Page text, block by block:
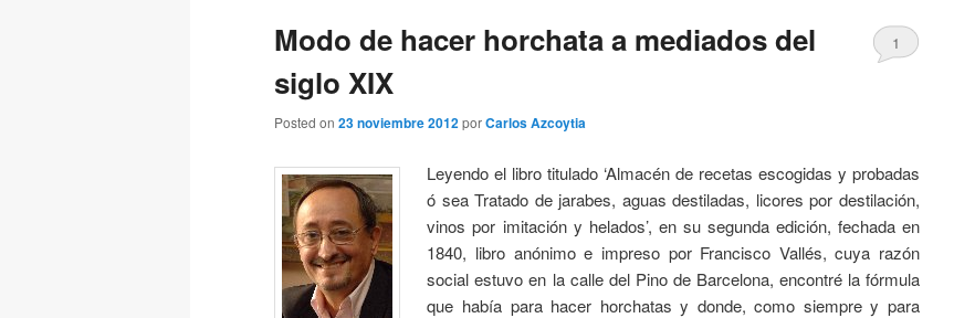
Modo de hacer horchata a mediados del
siglo XIX
Posted on 23 noviembre 2012porCarlos Azcoytia
1
Leyendo el libro titulado ‘Almacén de recetas escogidas y probadas
ó sea Tratado de jarabes, aguas destiladas, licores por destilación,
vinos por imitación y helados’, en su segunda edición, fechada en
1840, libro anónimo e impreso por Francisco Vallés, cuya razón
social estuvo en la calle del Pino de Barcelona, encontré la fórmula
que había para hacer horchatas y donde, como siempre y para